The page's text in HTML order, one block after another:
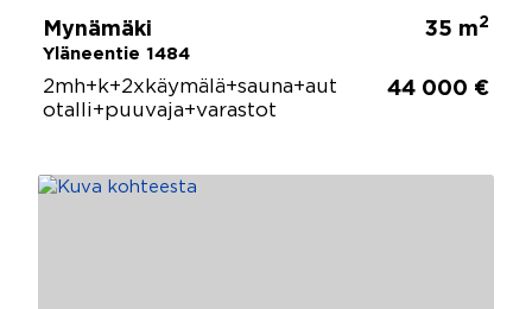
Mynämäki
Yläneentie 1484
35 m2
2mh+k+2xkäymälä+sauna+aut
otalli+puuvaja+varastot
44 000 €